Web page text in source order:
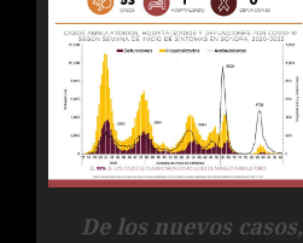
De los nuevos casos,